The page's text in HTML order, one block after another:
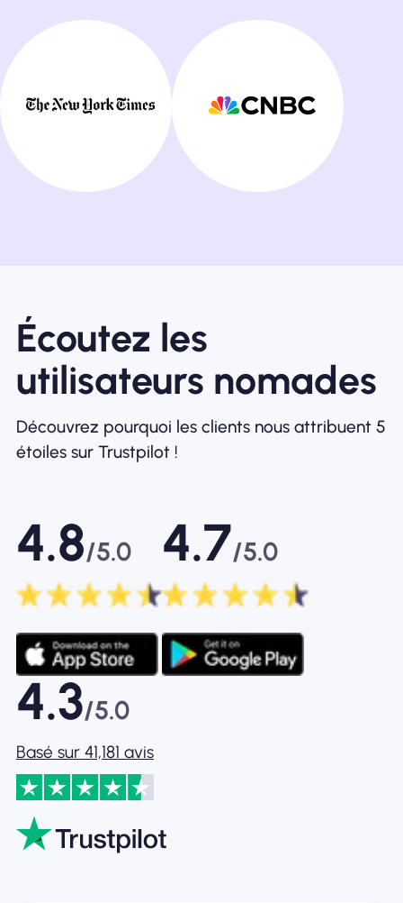
Écoutez les
utilisateurs nomades
Découvrez pourquoi les clients nous attribuent 5
étoiles sur Trustpilot !
4.8/5.0 4.7/5.0
4.3/5.0
Basé sur 41,181 avis